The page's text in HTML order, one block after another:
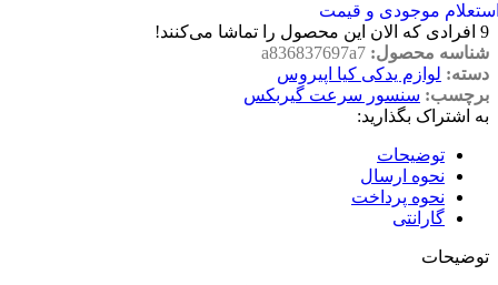
موجودی و قیمت
9 افرادی که الان این محصول را تماشا می‌کنند!
شناسه محصول: a836837697a7
دسته: لوازم یدکی کیا اپیروس
برچسب: سنسور سرعت گیربکس
به اشتراک بگذارید:
توضیحات
نحوه ارسال
نحوه پرداخت
گارانتی
توضیحات